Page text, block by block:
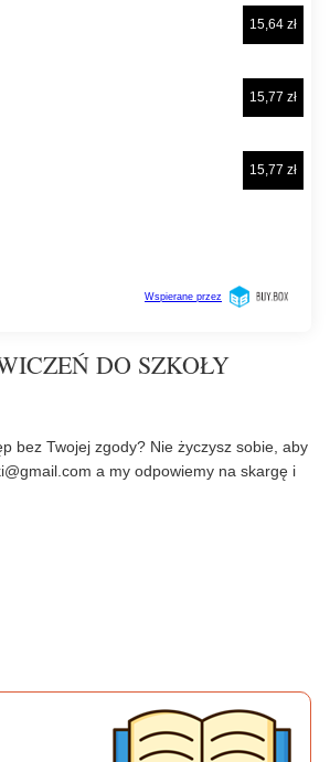
DO SZKOŁY
bez Twojej zgody? Nie życzysz sobie, aby
a my odpowiemy na skargę i